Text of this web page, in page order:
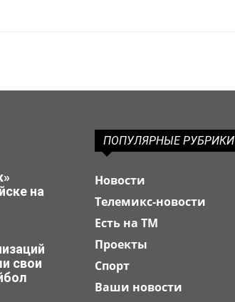
на
свои
ПОПУЛЯРНЫЕ РУБРИКИ
Новости
Телемикс-новости
Есть на ТМ
Проекты
Спорт
Ваши новости